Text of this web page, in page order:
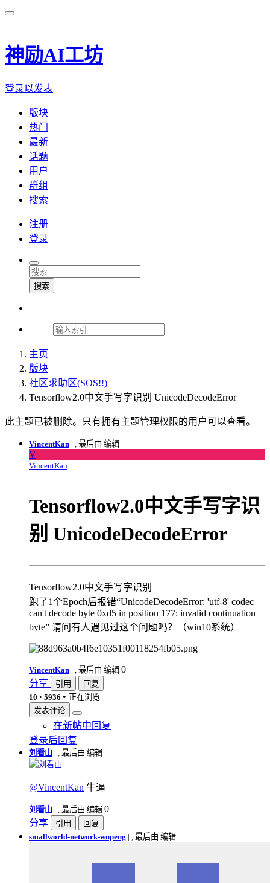
神励AI工坊
登录以发表
版块
热门
最新
话题
用户
群组
搜索
注册
登录
搜索
主页
版块
社区求助区(SOS!!)
Tensorflow2.0中文手写字识别 UnicodeDecodeError
此主题已被删除。只有拥有主题管理权限的用户可以查看。
VincentKan | , 最后由 编辑
V
VincentKan
Tensorflow2.0中文手写字识
别 UnicodeDecodeError
Tensorflow2.0中文手写字识别
跑了1个Epoch后报错“UnicodeDecodeError: 'utf-8' codec
can't decode byte 0xd5 in position 177: invalid continuation
byte” 请问有人遇见过这个问题吗？（win10系统）
VincentKan | , 最后由 编辑 0
分享
引用
回复
10 • 5936 • 正在浏览
发表评论
在新帖中回复
登录后回复
刘看山 | , 最后由 编辑
刘看山
@VincentKan 牛逼
刘看山 | , 最后由 编辑 0
分享
引用
回复
smallworld-network-wupeng | , 最后由 编辑